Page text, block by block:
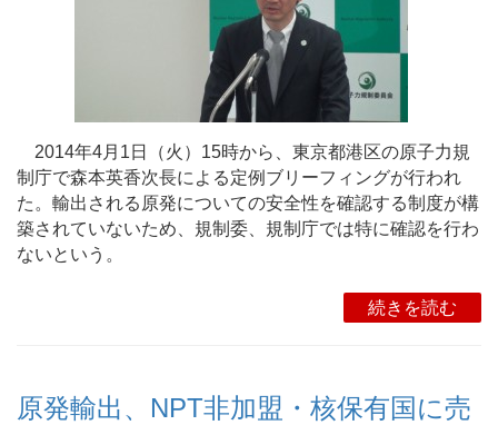
2014年4月1日（火）15時から、東京都港区の原子力規
制庁で森本英香次長による定例ブリーフィングが行われ
た。輸出される原発についての安全性を確認する制度が構
築されていないため、規制委、規制庁では特に確認を行わ
ないという。
続きを読む
原発輸出、NPT非加盟・核保有国に売